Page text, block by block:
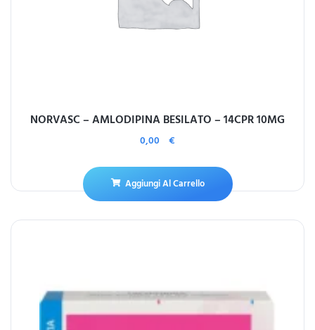
NORVASC – AMLODIPINA BESILATO – 14CPR 10MG
0,00 €
Aggiungi Al Carrello